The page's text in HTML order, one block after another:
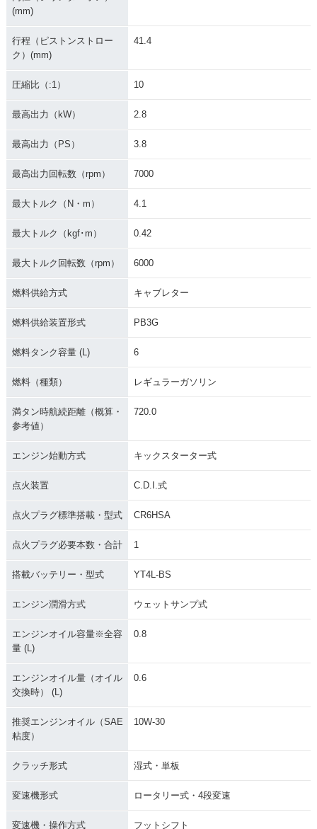
(mm)
行程（ピストンストロー
ク）(mm)
41.4
圧縮比（:1） 10
最高出力（kW） 2.8
最高出力（PS） 3.8
最高出力回転数（rpm） 7000
最大トルク（N・m） 4.1
最大トルク（kgf･m） 0.42
最大トルク回転数（rpm） 6000
燃料供給方式 キャブレター
燃料供給装置形式 PB3G
燃料タンク容量 (L) 6
燃料（種類） レギュラーガソリン
満タン時航続距離（概算・
参考値）
720.0
エンジン始動方式 キックスターター式
点火装置 C.D.I.式
点火プラグ標準搭載・型式 CR6HSA
点火プラグ必要本数・合計 1
搭載バッテリー・型式 YT4L-BS
エンジン潤滑方式 ウェットサンプ式
エンジンオイル容量※全容
量 (L)
0.8
エンジンオイル量（オイル
交換時） (L)
0.6
推奨エンジンオイル（SAE
粘度）
10W-30
クラッチ形式 湿式・単板
変速機形式 ロータリー式・4段変速
変速機・操作方式 フットシフト